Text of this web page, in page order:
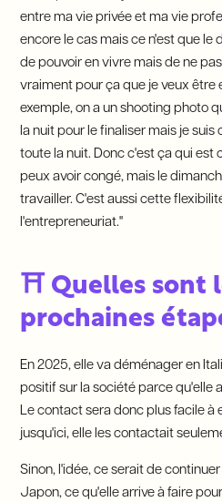
entre ma vie privée et ma vie
encore le cas mais ce n'est que le
de pouvoir en vivre mais de ne
vraiment pour ça que je veux être
exemple, on a un shooting photo
la nuit pour le finaliser mais je
toute la nuit. Donc c'est ça qui est
peux avoir congé, mais le
travailler. C'est aussi cette
l'entrepreneuriat."
⛩️ Quelles sont
prochaines
En 2025, elle va déménager en
positif sur la société parce qu'elle
Le contact sera donc plus facile à
jusqu'ici, elle les contactait
Sinon, l'idée, ce serait de
Japon, ce qu'elle arrive à faire